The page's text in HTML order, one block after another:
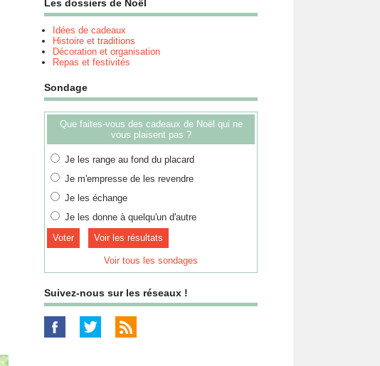
Les dossiers de Noël
Idées de cadeaux
Histoire et traditions
Décoration et organisation
Repas et festivités
Sondage
Que faites-vous des cadeaux de Noël qui ne
vous plaisent pas ?
Je les range au fond du placard
Je m'empresse de les revendre
Je les échange
Je les donne à quelqu'un d'autre
Voir les résultats
Voir tous les sondages
Suivez-nous sur les réseaux !